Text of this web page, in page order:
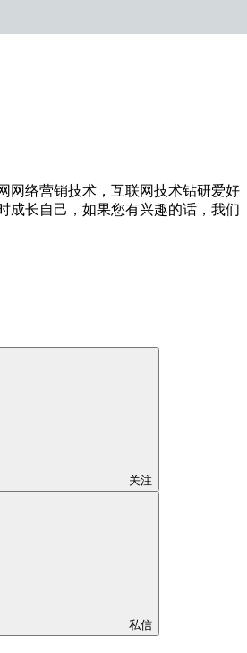
网络营销技术，互联网技术钻研爱好
成长自己，如果您有兴趣的话，我们
关注
私信